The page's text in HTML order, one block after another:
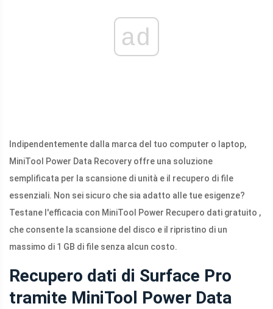
ad
Indipendentemente dalla marca del tuo computer o laptop,
MiniTool Power Data Recovery offre una soluzione
semplificata per la scansione di unità e il recupero di file
essenziali. Non sei sicuro che sia adatto alle tue esigenze?
Testane l'efficacia con MiniTool Power Recupero dati gratuito ,
che consente la scansione del disco e il ripristino di un
massimo di 1 GB di file senza alcun costo.
Recupero dati di Surface Pro
tramite MiniTool Power Data